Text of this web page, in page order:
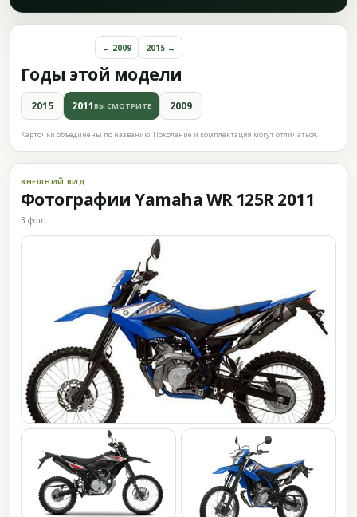
Годы этой модели
← 2009 2015 →
2015 2011ВЫ СМОТРИТЕ 2009
Карточки объединены по названию. Поколение и комплектация могут отличаться.
ВНЕШНИЙ ВИД
Фотографии Yamaha WR 125R 2011
3 фото